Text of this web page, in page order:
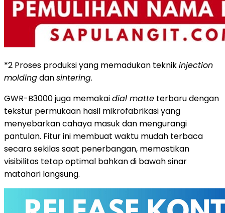
*2 Proses produksi yang memadukan teknikinjection
moldingdansintering.
GWR-B3000 juga memakaidial matte terbaru dengan
tekstur permukaan hasil mikrofabrikasi yang
menyebarkan cahaya masuk dan mengurangi
pantulan. Fitur ini membuat waktu mudah terbaca
secara sekilas saat penerbangan, memastikan
visibilitas tetap optimal bahkan di bawah sinar
matahari langsung.